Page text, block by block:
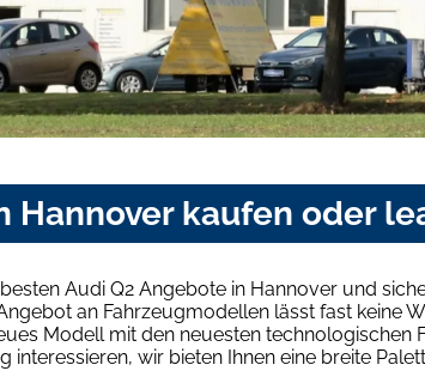
Hannover kaufen oder
Audi Q2 Angebote in Hannover und
an Fahrzeugmodellen lässt fast keine
Modell mit den neuesten
interessieren, wir bieten Ihnen eine breite